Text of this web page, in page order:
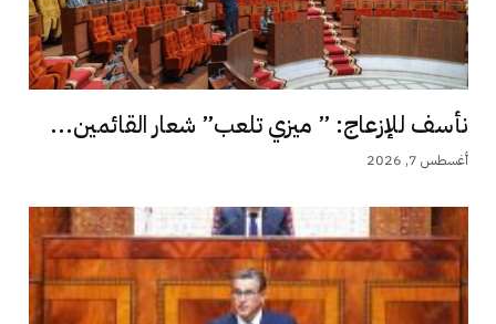
نأسف للإزعاج: ” ميزي تلعب” شعار القائمين...
أغسطس 7, 2026